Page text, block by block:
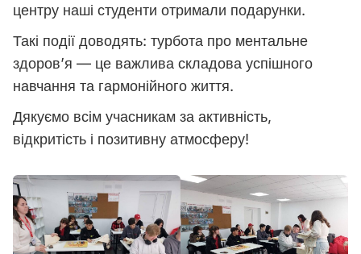
центру наші студенти отримали подарунки.
Такі події доводять: турбота про ментальне
здоров’я — це важлива складова успішного
навчання та гармонійного життя.
Дякуємо всім учасникам за активність,
відкритість і позитивну атмосферу!